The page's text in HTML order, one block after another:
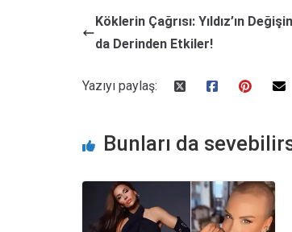
Köklerin Çağrısı: Yıldız’ın
da Derinden Etkiler!
Yazıyı paylaş:
Bunları da